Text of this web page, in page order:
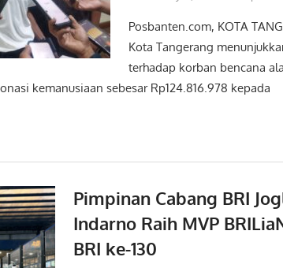
Posbanten.com, KOTA
Kota Tangerang
terhadap korban bencana
kemanusiaan sebesar Rp124.816.978 kepada
Pimpinan Cabang BRI
Indarno Raih MVP
BRI ke-130